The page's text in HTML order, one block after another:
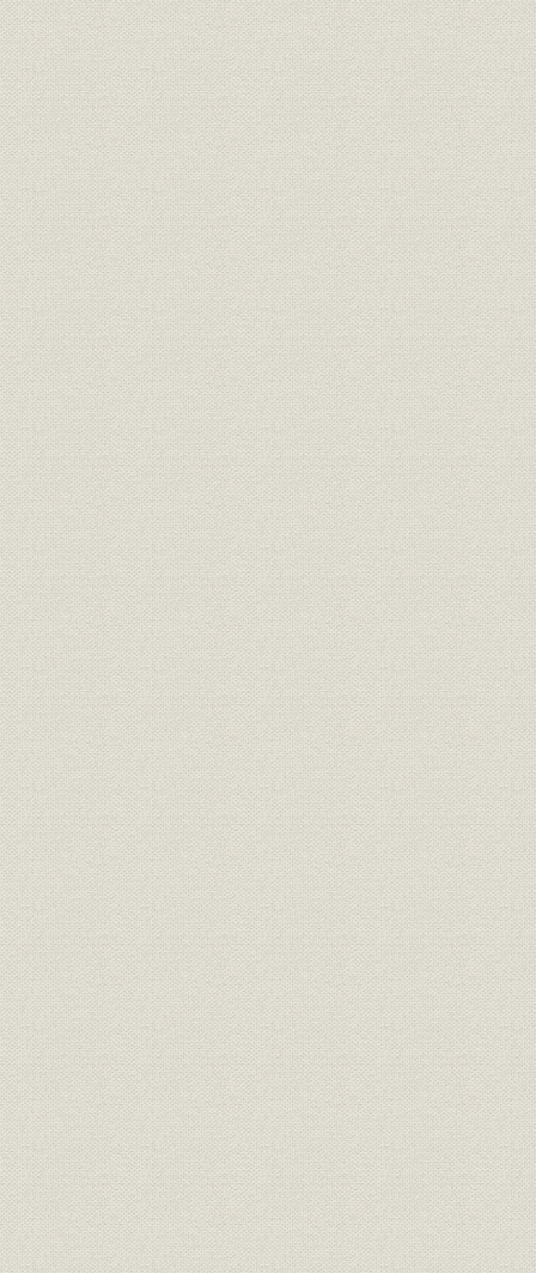
1. 接収解除
2. 資産再評価
3. 調整勘定
4. 外国契約の戦後処理(中国約款問題)
5. 指定時前契約の満期繰上
6. 戦前復帰3カ年計画と合理化の推進
7. 第2次保険料引き下げ
8. 経営合理化5カ年計画
第3節 販売体制の模索
1. 首都圏市場の開拓
2. 月払保険の復活とデビッド・システムの採用
3. 営業職員制度の改正
4. 男子導入育成制度と養成所の設置
5. 外務教育部の新設
6. 支部制度の充実
第4節 資産運用の積極化
1. 借入申し込みの激増
2. 基幹産業への協調融資
3. 資金の地方還元
第5節 関連事業
1. 大阪商業信用組合への経営参加
2. 神戸商業信用組合への経営参加
3. 日本不動産株式会社の設立
4. 日生社宅株式会社の設立
5. 代理社の設立
6. 日本調査株式会社の設立